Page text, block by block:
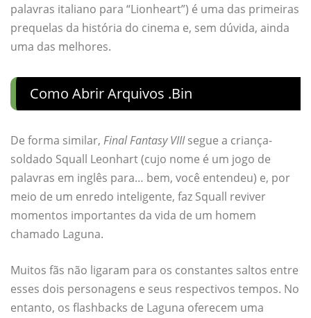
palavras italiano para “Lionheart”) é uma das primeiras
prequelas da história do cinema e, sem dúvida, ainda
uma das melhores.
Como Abrir Arquivos .bin
De forma similar, Final Fantasy VIIIsegue a criança-
soldado Squall Leonhart (cujo nome é um jogo de
palavras em inglês para… bem, você entendeu) e, por
meio de um enredo inteligente, faz Squall reviver
momentos importantes da vida de um homem
chamado Laguna.
Muitos fãs não ligaram para os constantes saltos entre
esses dois personagens e seus respectivos tempos. No
entanto, os flashbacks de Laguna oferecem uma